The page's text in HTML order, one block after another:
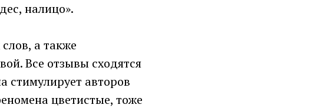
налицо».
а также
Все отзывы сходятся
стимулирует авторов
цветистые, тоже